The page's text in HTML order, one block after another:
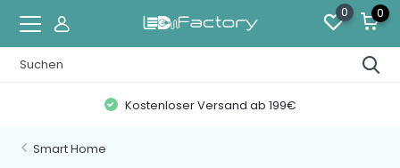
0 0
Kostenloser Versand ab 199€
Smart Home